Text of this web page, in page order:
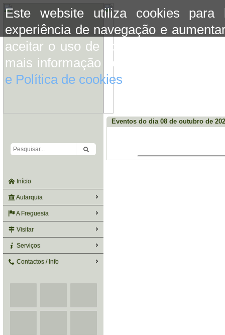
Este website utiliza cookies para
experiência de navegação e
aceitar o uso de cookies basta
mais informação consulte a
e Política de cookies
Início
Autarquia
A Freguesia
Visitar
Serviços
Contactos / Info
Eventos do dia 08 de outubro de